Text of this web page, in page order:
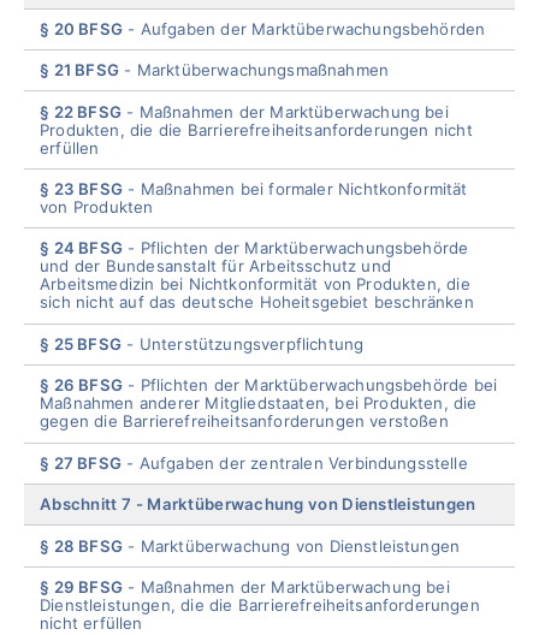
§ 20 BFSG Aufgaben der Marktüberwachungsbehörden
§ 21 BFSG Marktüberwachungsmaßnahmen
§ 22 BFSG
Maßnahmen der Marktüberwachung bei
Produkten, die die Barrierefreiheitsanforderungen nicht
erfüllen
§ 23 BFSG
Maßnahmen bei formaler Nichtkonformität
von Produkten
§ 24 BFSG
Pflichten der Marktüberwachungsbehörde
und der Bundesanstalt für Arbeitsschutz und
Arbeitsmedizin bei Nichtkonformität von Produkten, die
sich nicht auf das deutsche Hoheitsgebiet beschränken
§ 25 BFSG Unterstützungsverpflichtung
§ 26 BFSG
Pflichten der Marktüberwachungsbehörde bei
Maßnahmen anderer Mitgliedstaaten, bei Produkten, die
gegen die Barrierefreiheitsanforderungen verstoßen
§ 27 BFSG Aufgaben der zentralen Verbindungsstelle
Abschnitt 7 Marktüberwachung von Dienstleistungen
§ 28 BFSG Marktüberwachung von Dienstleistungen
§ 29 BFSG
Maßnahmen der Marktüberwachung bei
Dienstleistungen, die die Barrierefreiheitsanforderungen
nicht erfüllen